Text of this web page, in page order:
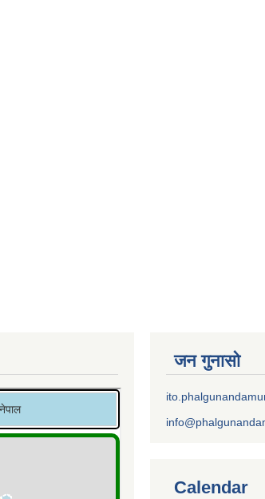
जन गुनासो
Calendar